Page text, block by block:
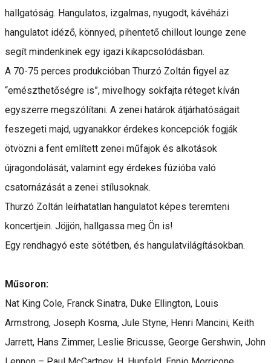
hallgatóság. Hangulatos, izgalmas, nyugodt, kávéházi
hangulatot idéző, könnyed, pihentető chillout lounge zene
segít mindenkinek egy igazi kikapcsolódásban.
A 70-75 perces produkcióban Thurzó Zoltán figyel az
“emészthetőségre is”, mivelhogy sokfajta réteget kíván
egyszerre megszólítani. A zenei határok átjárhatóságait
feszegeti majd, ugyanakkor érdekes koncepciók fogják
ötvözni a fent említett zenei műfajok és alkotások
újragondolását, valamint egy érdekes fúzióba való
csatornázását a zenei stílusoknak.
Thurzó Zoltán leírhatatlan hangulatot képes teremteni
koncertjein. Jöjjön, hallgassa meg Ön is!
Egy rendhagyó este sötétben, és hangulatvilágításokban.
Műsoron:
Nat King Cole, Franck Sinatra, Duke Ellington, Louis
Armstrong, Joseph Kosma, Jule Styne, Henri Mancini, Keith
Jarrett, Hans Zimmer, Leslie Bricusse, George Gershwin, John